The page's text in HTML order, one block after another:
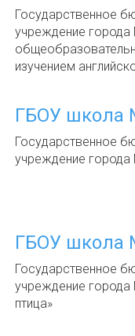
Государственное
учреждение
изучением
ГБОУ школа
Государственное
учреждение
ГБОУ школа
Государственное
учреждение
птица»